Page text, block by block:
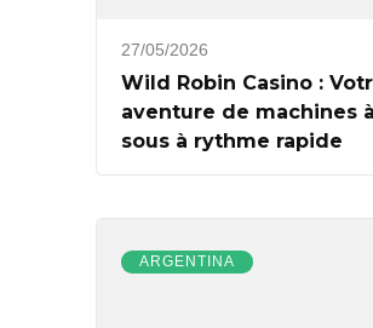
27/05/2026
Wild Robin Casino :
aventure de machines à
sous à rythme rapide
ARGENTINA